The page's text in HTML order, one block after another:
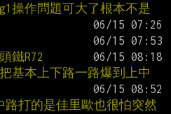
操作問題可大了根本不是
鐵R72
基本上下路一路爆到上中
打的是佳里歐也很怕突然